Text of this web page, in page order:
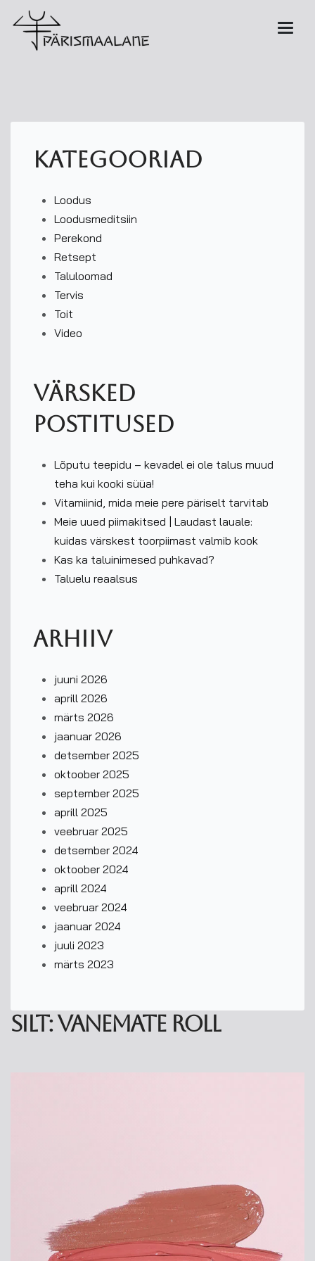
kategooriad
Loodus
Loodusmeditsiin
Perekond
Retsept
Taluloomad
Tervis
Toit
Video
Värsked
postitused
Lõputu teepidu – kevadel ei ole talus muud
teha kui kooki süüa!
Vitamiinid, mida meie pere päriselt tarvitab
Meie uued piimakitsed | Laudast lauale:
kuidas värskest toorpiimast valmib kook
Kas ka taluinimesed puhkavad?
Taluelu reaalsus
Arhiiv
juuni 2026
aprill 2026
märts 2026
jaanuar 2026
detsember 2025
oktoober 2025
september 2025
aprill 2025
veebruar 2025
detsember 2024
oktoober 2024
aprill 2024
veebruar 2024
jaanuar 2024
juuli 2023
märts 2023
Silt:vanemate roll